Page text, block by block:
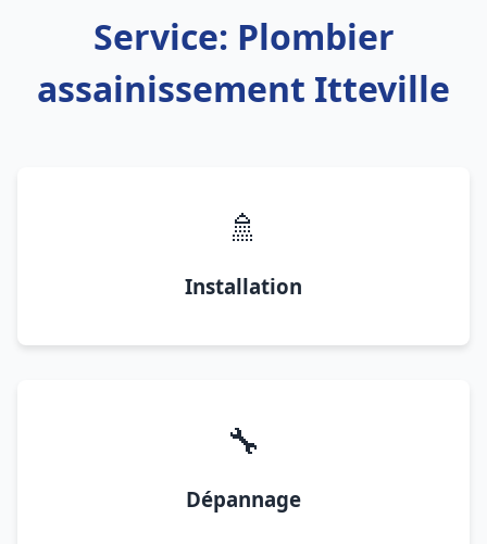
Service: Plombier
assainissement Itteville
🚿
Installation
🔧
Dépannage